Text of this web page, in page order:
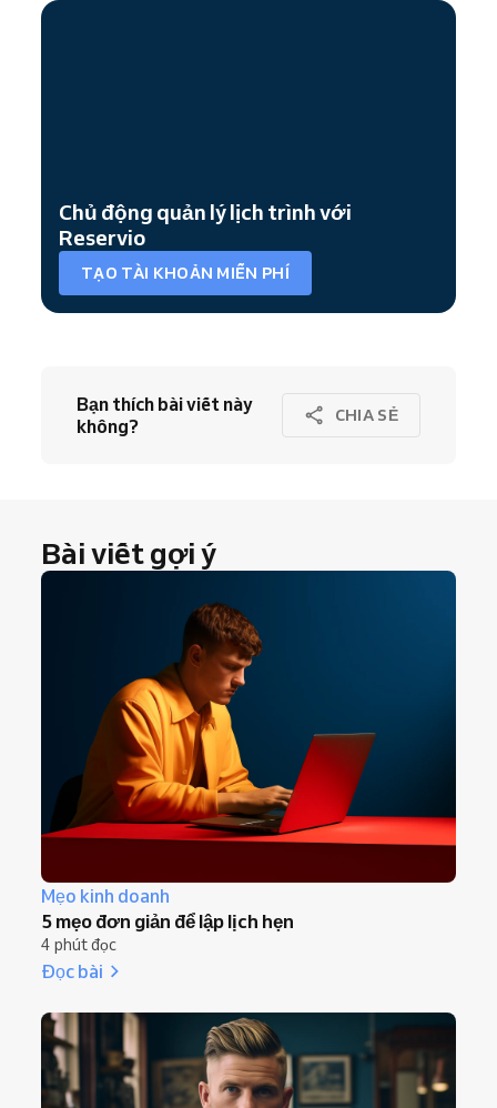
Chủ động quản lý lịch trình với
Reservio
TẠO TÀI KHOẢN MIỄN PHÍ
Bạn thích bài viết này
không?
CHIA SẺ
Bài viết gợi ý
Mẹo kinh doanh
5 mẹo đơn giản để lập lịch hẹn
4 phút đọc
Đọc bài